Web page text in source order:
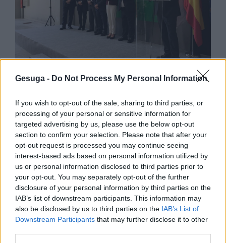
Gesuga - Do Not Process My Personal Information
If you wish to opt-out of the sale, sharing to third parties, or
processing of your personal or sensitive information for
targeted advertising by us, please use the below opt-out
section to confirm your selection. Please note that after your
opt-out request is processed you may continue seeing
interest-based ads based on personal information utilized by
us or personal information disclosed to third parties prior to
your opt-out. You may separately opt-out of the further
disclosure of your personal information by third parties on the
IAB’s list of downstream participants. This information may
also be disclosed by us to third parties on the IAB’s List of
Downstream Participants that may further disclose it to other
Con las nuevas instalaciones de la planta de valorización de
subproductos animales decategoría 2 procedentes de la industria
cárnica se estará más cerca de su aprovechamiento como
ingredientes para la fabricación de fertilizantes y biodiésel.
Desde ayer,Gesuga(Gestora de Subproductos de Galicia, S.L.) cuenta
con una nueva planta de transformación que amplía y completa la
capacidad de sus servicios de gestión integral de subproductos
animales en su central de Areosa (Cerceda). En su inauguración
estaban presentes el consejero delegado de la Sociedad,Ramón
Devesay la conselleira de Medio Rural,Ángeles Vázquezy
destacaron toda la capacidad de la nueva planta de transformación.